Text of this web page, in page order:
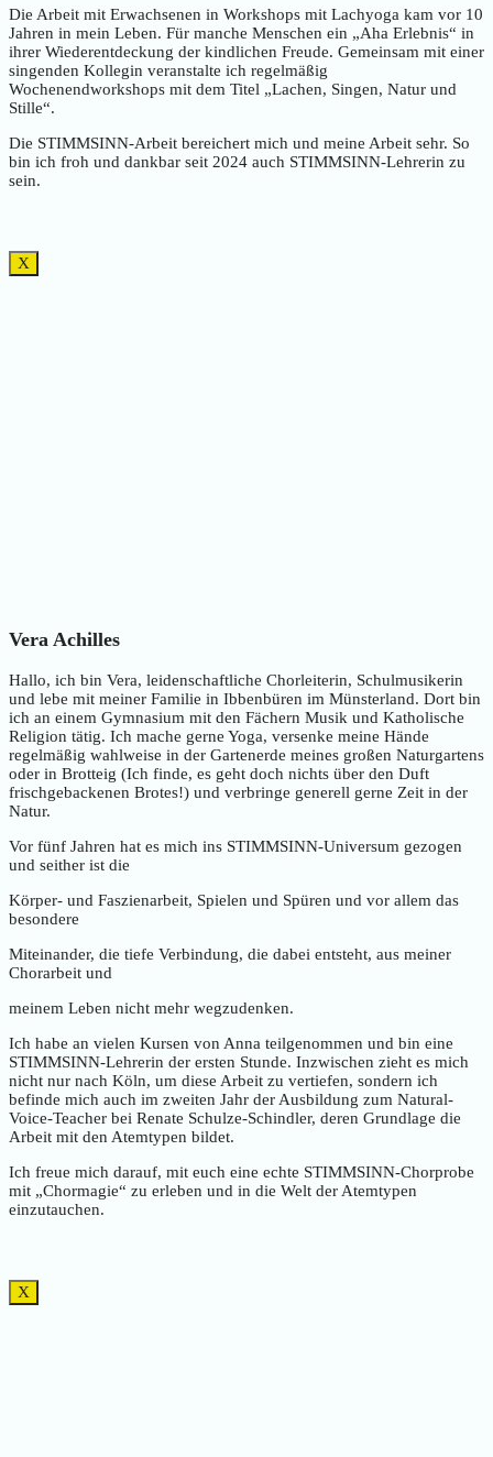
Die Arbeit mit Erwachsenen in Workshops mit Lachyoga kam vor 10
Jahren in mein Leben. Für manche Menschen ein „Aha Erlebnis“ in
ihrer Wiederentdeckung der kindlichen Freude. Gemeinsam mit einer
singenden Kollegin veranstalte ich regelmäßig
Wochenendworkshops mit dem Titel „Lachen, Singen, Natur und
Stille“.
Die STIMMSINN-Arbeit bereichert mich und meine Arbeit sehr. So
bin ich froh und dankbar seit 2024 auch STIMMSINN-Lehrerin zu
sein.
X
Vera Achilles
Hallo, ich bin Vera, leidenschaftliche Chorleiterin, Schulmusikerin
und lebe mit meiner Familie in Ibbenbüren im Münsterland. Dort bin
ich an einem Gymnasium mit den Fächern Musik und Katholische
Religion tätig. Ich mache gerne Yoga, versenke meine Hände
regelmäßig wahlweise in der Gartenerde meines großen Naturgartens
oder in Brotteig (Ich finde, es geht doch nichts über den Duft
frischgebackenen Brotes!) und verbringe generell gerne Zeit in der
Natur.
Vor fünf Jahren hat es mich ins STIMMSINN-Universum gezogen
und seither ist die
Körper- und Faszienarbeit, Spielen und Spüren und vor allem das
besondere
Miteinander, die tiefe Verbindung, die dabei entsteht, aus meiner
Chorarbeit und
meinem Leben nicht mehr wegzudenken.
Ich habe an vielen Kursen von Anna teilgenommen und bin eine
STIMMSINN-Lehrerin der ersten Stunde. Inzwischen zieht es mich
nicht nur nach Köln, um diese Arbeit zu vertiefen, sondern ich
befinde mich auch im zweiten Jahr der Ausbildung zum Natural-
Voice-Teacher bei Renate Schulze-Schindler, deren Grundlage die
Arbeit mit den Atemtypen bildet.
Ich freue mich darauf, mit euch eine echte STIMMSINN-Chorprobe
mit „Chormagie“ zu erleben und in die Welt der Atemtypen
einzutauchen.
X